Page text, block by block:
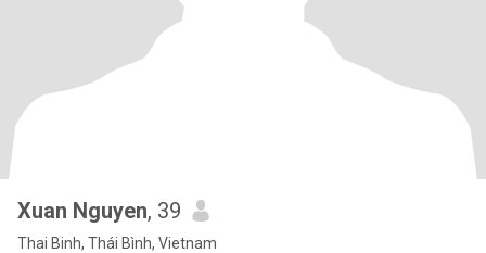
Xuan Nguyen, 39
Thai Binh, Thái Bình, Vietnam